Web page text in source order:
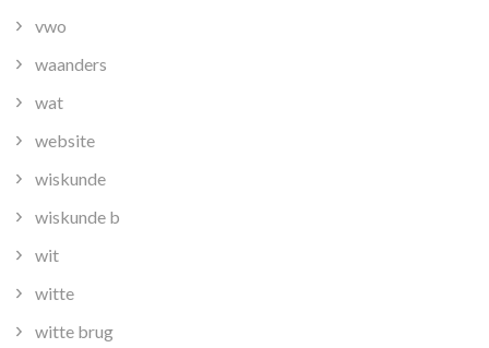
vwo
waanders
wat
website
wiskunde
wiskunde b
wit
witte
witte brug